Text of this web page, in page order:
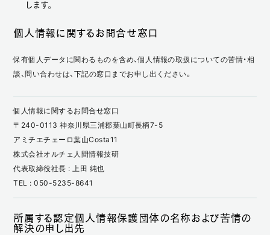
します。
個人情報に関するお問合せ窓口
保有個人データに関わるものを含め、個人情報の取扱についての苦情・相
談、問い合わせは、下記の窓口までお申し出ください。
個人情報に関するお問合せ窓口
〒240-0113 神奈川県三浦郡葉山町長柄7-5
アミチエチェーロ葉山Costa11
株式会社オルチェ人間情報技研
代表取締役社長 : 上田 純也
TEL : 050-5235-8641
所属する認定個人情報保護団体の名称および苦情の
解決の申し出先